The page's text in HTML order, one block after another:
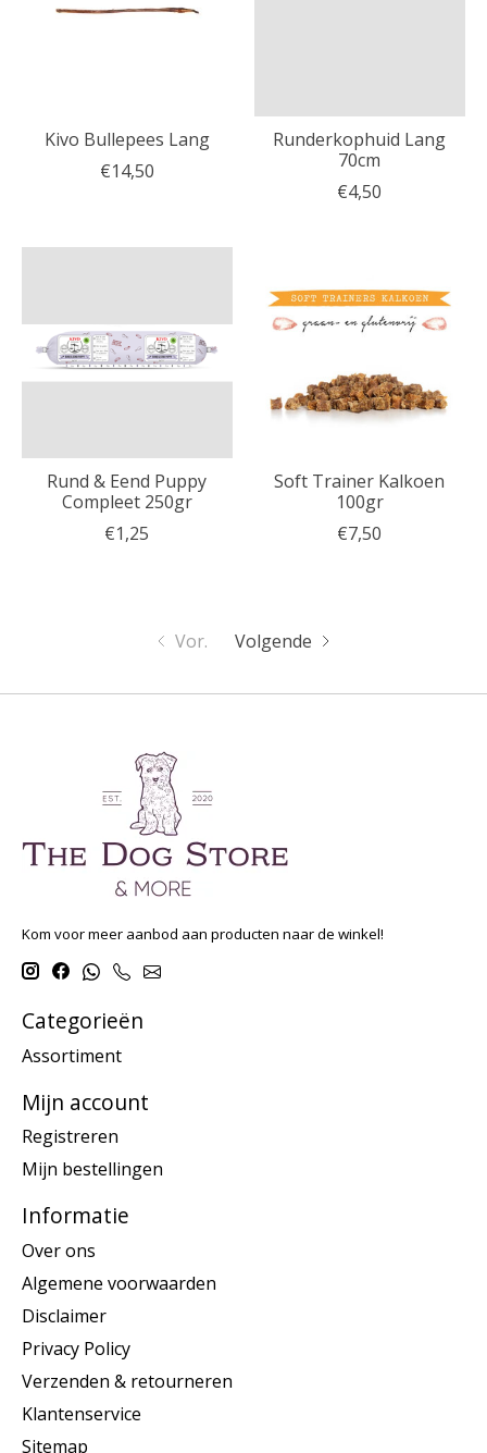
Kivo Bullepees Lang
€14,50
Runderkophuid Lang
70cm
€4,50
Rund & Eend Puppy
Compleet 250gr
€1,25
Soft Trainer Kalkoen
100gr
€7,50
Vor. Volgende
Kom voor meer aanbod aan producten naar de winkel!
Categorieën
Assortiment
Mijn account
Registreren
Mijn bestellingen
Informatie
Over ons
Algemene voorwaarden
Disclaimer
Privacy Policy
Verzenden & retourneren
Klantenservice
Sitemap